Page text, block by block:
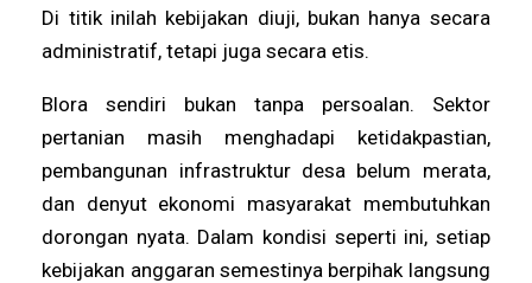
Di titik inilah kebijakan diuji, bukan hanya secara
administratif, tetapi juga secara etis.
Blora sendiri bukan tanpa persoalan. Sektor
pertanian masih menghadapi ketidakpastian,
pembangunan infrastruktur desa belum merata,
dan denyut ekonomi masyarakat membutuhkan
dorongan nyata. Dalam kondisi seperti ini, setiap
kebijakan anggaran semestinya berpihak langsung